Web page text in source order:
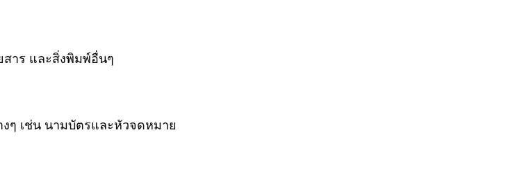
าร และสิ่งพิมพ์อื่นๆ
ๆ เช่น นามบัตรและหัวจดหมาย